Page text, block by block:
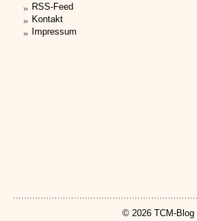
RSS-Feed
Kontakt
Impressum
© 2026 TCM-Blog|